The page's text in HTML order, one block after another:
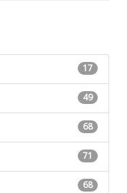
17
49
68
71
68